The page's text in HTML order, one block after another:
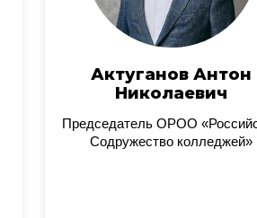
Актуганов Антон
Николаевич
Председатель ОРОО
Содружество колледжей»